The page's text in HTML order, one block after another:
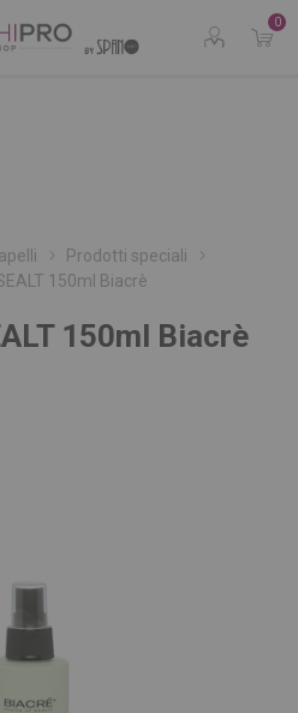
0
Prodotti speciali
150ml Biacrè
150ml Biacrè